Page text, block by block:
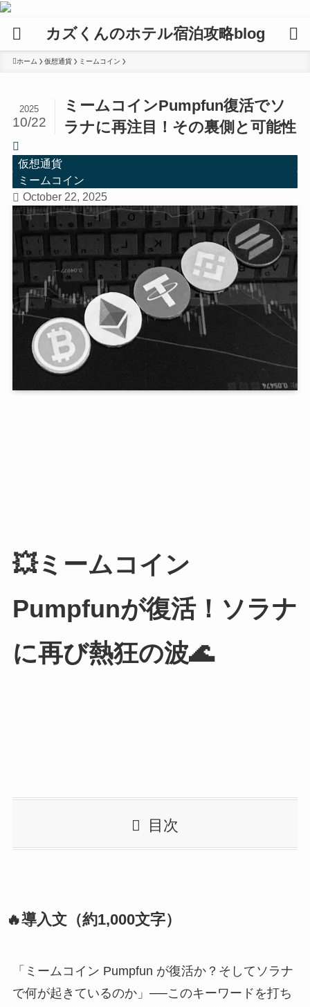
カズくんのホテル宿泊攻略blog
ホーム 仮想通貨 ミームコイン
ミームコインPumpfun復活でソ
ラナに再注目！その裏側と可能性
2025
10/22
仮想通貨
ミームコイン
October 22, 2025
💥ミームコイン
Pumpfunが復活！ソラナ
に再び熱狂の波🌊
目次
🔥導入文（約1,000文字）
「ミームコイン Pumpfun が復活か？そしてソラナ
で何が起きているのか」──このキーワードを打ち